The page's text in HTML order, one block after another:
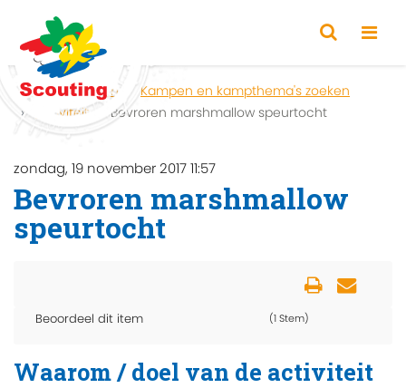
Home Zoeken
Kampen en kampthema's zoeken
Activiteit
Bevroren marshmallow speurtocht
zondag, 19 november 2017 11:57
Bevroren marshmallow
speurtocht
Beoordeel dit item (1 Stem)
Waarom / doel van de activiteit